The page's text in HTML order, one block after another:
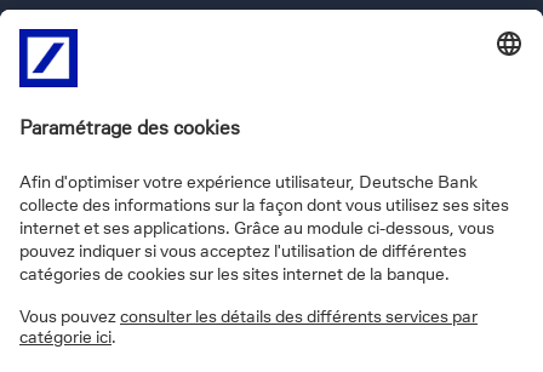
Victime de fraude ?
Self-service
Trouver une agence
Nous téléphoner
FAQs
Informations sur le site